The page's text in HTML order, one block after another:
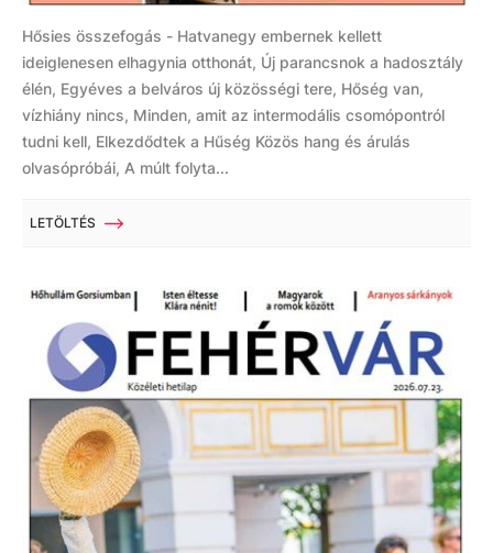
Hősies összefogás - Hatvanegy embernek kellett
ideiglenesen elhagynia otthonát, Új parancsnok a hadosztály
élén, Egyéves a belváros új közösségi tere, Hőség van,
vízhiány nincs, Minden, amit az intermodális csomópontról
tudni kell, Elkezdődtek a Hűség Közös hang és árulás
olvasópróbái, A múlt folyta...
LETÖLTÉS